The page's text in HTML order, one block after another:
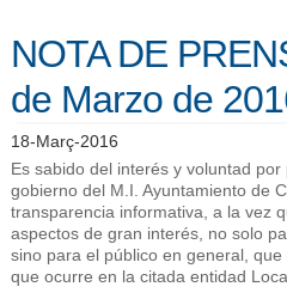
NOTA DE
de Marzo de
18-Març-2016
Es sabido del interés y voluntad
gobierno del M.I. Ayuntamiento de
transparencia informativa, a la vez
aspectos de gran interés, no solo
sino para el público en general,
que ocurre en la citada entidad